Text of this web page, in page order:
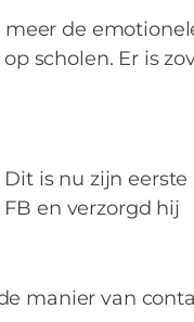
meer de
scholen. Er is
is nu zijn eerste
en verzorgd hij
manier van